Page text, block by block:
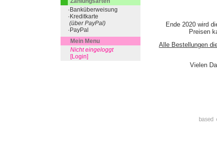
Ende 2020 wird
Preisen
Alle Bestellungen
Vielen
·Banküberweisung
·Kreditkarte
(über PayPal)
·PayPal
Mein Menu
Nicht eingeloggt
[Login]